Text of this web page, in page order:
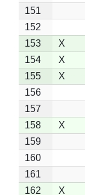
151
152
153
X
154
X
155
X
156
157
158
X
159
160
161
162
X